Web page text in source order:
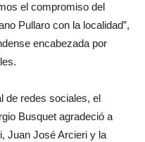
el compromiso del
Pullaro con la localidad”,
encabezada por
de redes sociales, el
Busquet agradeció a
Juan José Arcieri y la